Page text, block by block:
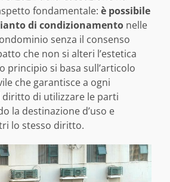
fondamentale: è possibile
di condizionamento nelle
senza il consenso
che non si alteri l’estetica
principio si basa sull’articolo
che garantisce a ogni
di utilizzare le parti
la destinazione d’uso e
lo stesso diritto.